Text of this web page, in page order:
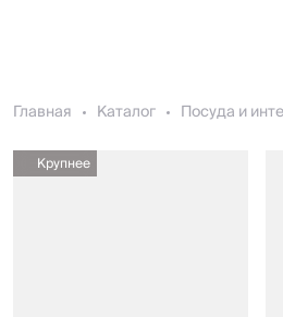
Главная Каталог Посуда и
Крупнее